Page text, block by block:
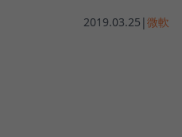
2019.03.25 |微軟